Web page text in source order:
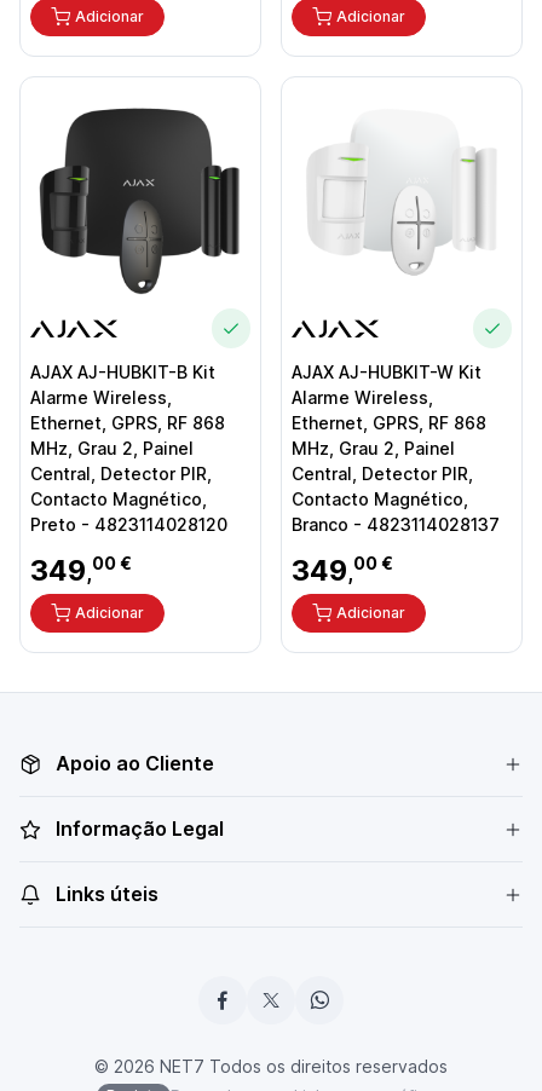
Adicionar Adicionar
AJAX AJ-HUBKIT-B Kit
Alarme Wireless,
Ethernet, GPRS, RF 868
MHz, Grau 2, Painel
Central, Detector PIR,
Contacto Magnético,
Preto - 4823114028120
349,00 €
Adicionar
AJAX AJ-HUBKIT-W Kit
Alarme Wireless,
Ethernet, GPRS, RF 868
MHz, Grau 2, Painel
Central, Detector PIR,
Contacto Magnético,
Branco - 4823114028137
349,00 €
Adicionar
Apoio ao Cliente
Informação Legal
Links úteis
© 2026 NET7 Todos os direitos reservados